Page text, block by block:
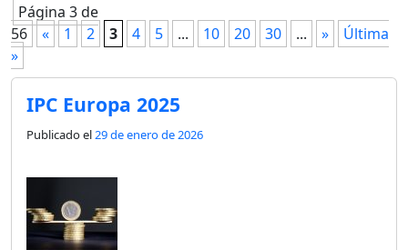
Página 3 de
56
« 1 2 3 4 5 ... 10 20 30 ... »
Última
»
IPC Europa 2025
Publicado el29 de enero de 2026